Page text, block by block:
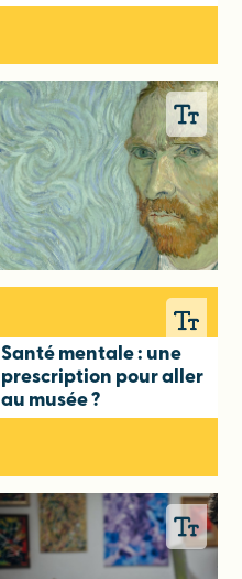
Santé mentale : une
prescription pour aller
au musée ?